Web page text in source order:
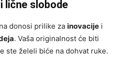
lične slobode
donosi prilike za inovacije i
. Vaša originalnost će biti
ste želeli biće na dohvat ruke.